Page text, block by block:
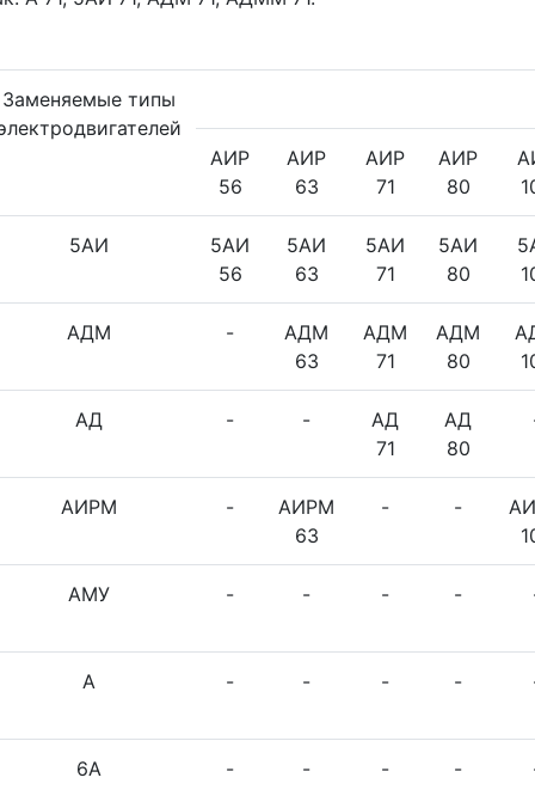
Заменяемые типы
АИР
56
АИР
63
АИР
71
АИР
80
5АИ
5АИ
56
5АИ
63
5АИ
71
5АИ
80
АДМ -
АДМ
63
АДМ
71
АДМ
80
АД - -
АД
71
АД
80
АИРМ -
АИРМ
63
- -
АМУ - - - -
А - - - -
6А - - - -